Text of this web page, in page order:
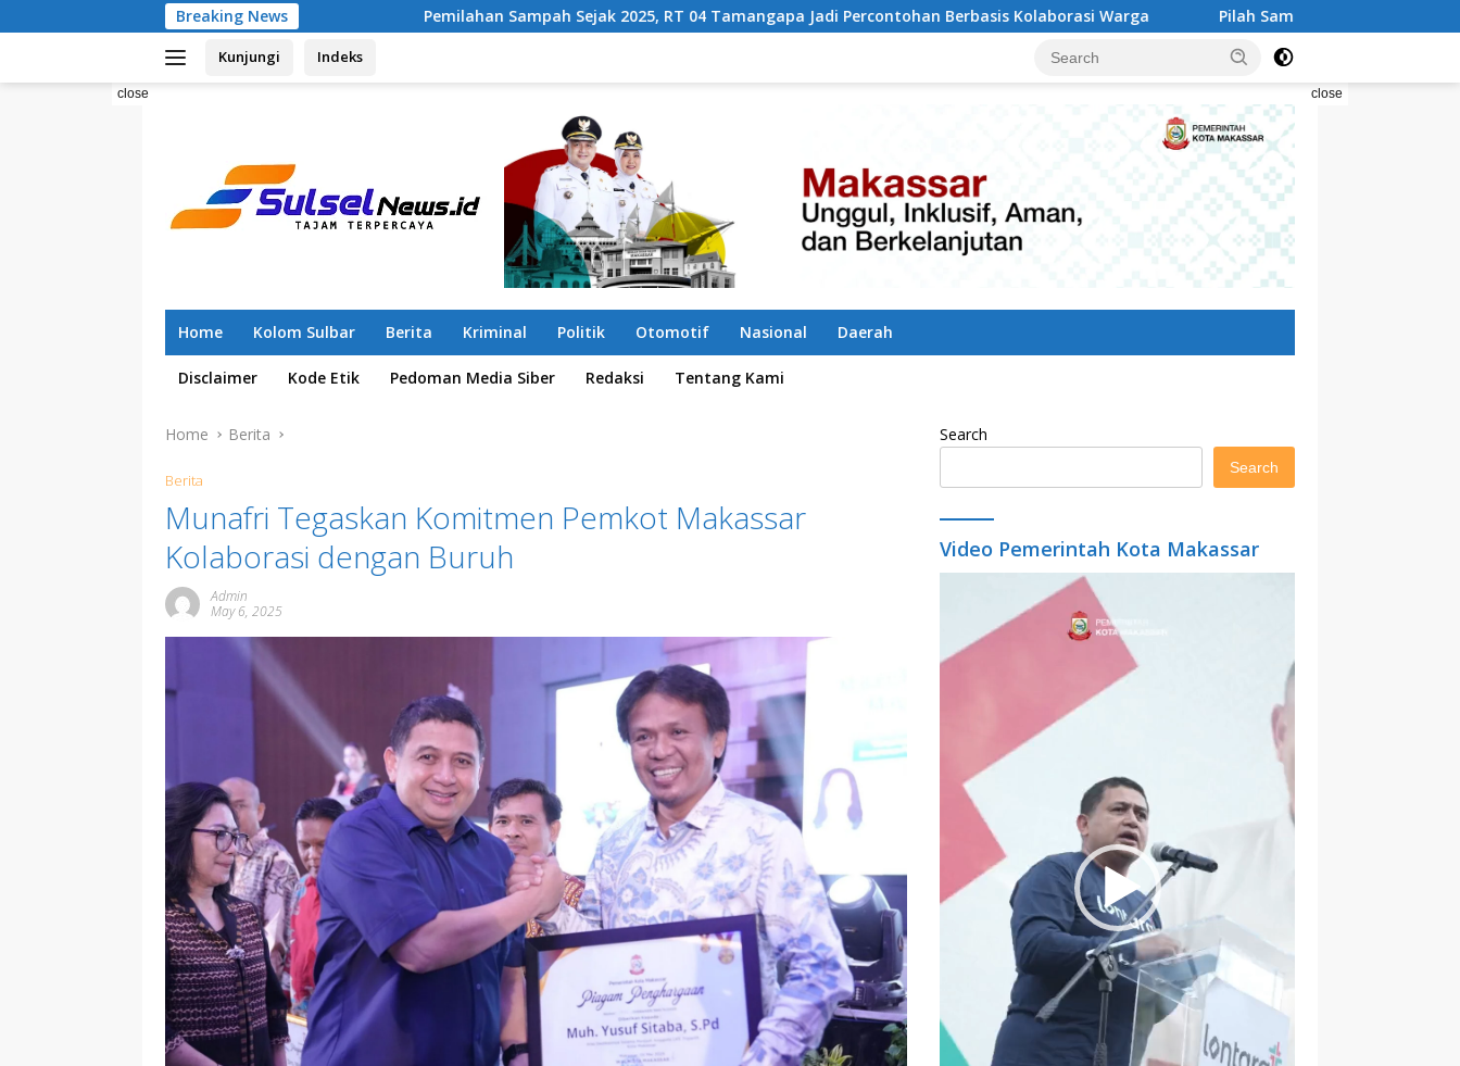
to
Breaking NewsPemilahan Sampah Sejak 2025, RT 04 Tamangapa Jadi Percontohan Berbasis Kolaborasi Warga Pilah Sampah Solusi Menyelamatkan Kota Makassar
Kunjungi Indeks
close close
Home Kolom Sulbar Berita Kriminal Politik Otomotif Nasional Daerah
Disclaimer Kode Etik Pedoman Media Siber Redaksi Tentang Kami
Home Berita
Berita
Munafri Tegaskan Komitmen Pemkot Makassar
Kolaborasi dengan Buruh
Admin
May 6, 2025
Search
Search
Video Pemerintah Kota Makassar